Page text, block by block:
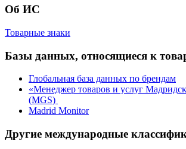
Об ИС
Товарные знаки
Базы данных, относящиеся к
Глобальная база данных по брендам
«Менеджер товаров и услуг
(MGS)
Madrid Monitor
Другие международные